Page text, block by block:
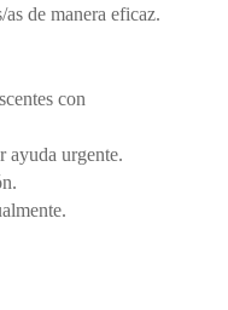
de manera eficaz.
con
ayuda urgente.